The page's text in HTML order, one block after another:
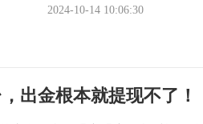
2024-10-14 10:06:30
出金根本就提现不了！